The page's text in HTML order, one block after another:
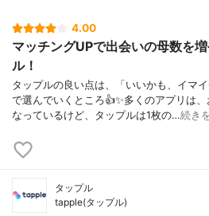
4.00
マッチングUPで出会いの母数を
ル！
タップルの良い点は、「いいかも、イマ
で選んでいくところ👍✨多くのアプリは
なっているけど、タップルは1枚の…続き
タップル
tapple(タップル)